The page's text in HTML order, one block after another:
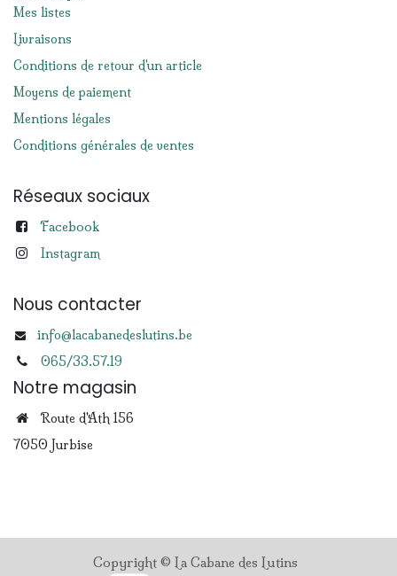
Mes listes
Livraisons
Conditions de retour d'un article
Moyens de paiement
Mentions légales
Conditions générales de ventes
Réseaux sociaux
Facebook
Instagram
Nous contacter
info@lacabanedeslutins.be
065/33.57.19
Notre magasin
Route d'Ath 156
7050 Jurbise
Copyright © La Cabane des Lutins